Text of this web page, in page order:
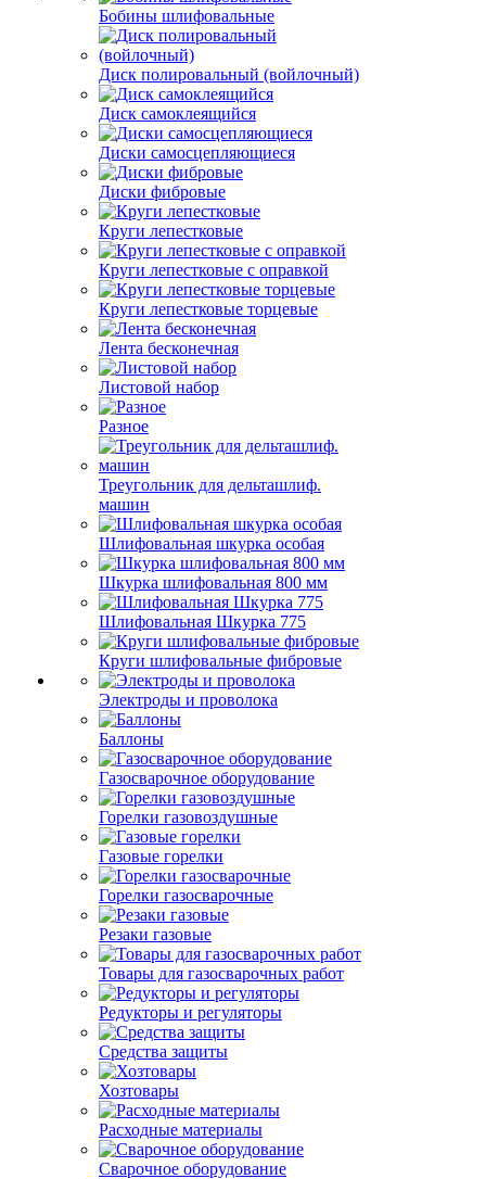
Бобины шлифовальные
Диск полировальный (войлочный)
Диск самоклеящийся
Диски самосцепляющиеся
Диски фибровые
Круги лепестковые
Круги лепестковые с оправкой
Круги лепестковые торцевые
Лента бесконечная
Листовой набор
Разное
Треугольник для дельташлиф.
машин
Шлифовальная шкурка особая
Шкурка шлифовальная 800 мм
Шлифовальная Шкурка 775
Круги шлифовальные фибровые
Электроды и проволока
Баллоны
Газосварочное оборудование
Горелки газовоздушные
Газовые горелки
Горелки газосварочные
Резаки газовые
Товары для газосварочных работ
Редукторы и регуляторы
Средства защиты
Хозтовары
Расходные материалы
Сварочное оборудование